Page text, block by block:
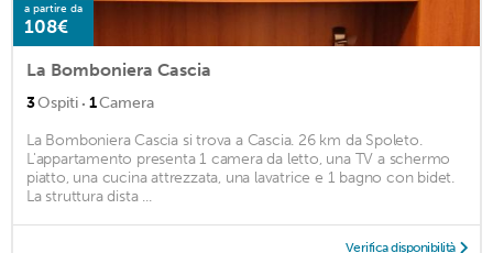
a partire da
108€
La Bomboniera Cascia
3Ospiti · 1Camera
La Bomboniera Cascia si trova a Cascia. 26 km da Spoleto.
L'appartamento presenta 1 camera da letto, una TV a schermo
piatto, una cucina attrezzata, una lavatrice e 1 bagno con bidet.
La struttura dista ...
Verifica disponibilità